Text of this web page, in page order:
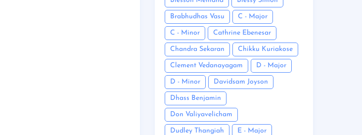
Brabhudhas Vasu C - Major
C - Minor Cathrine Ebenesar
Chandra Sekaran Chikku Kuriakose
Clement Vedanayagam D - Major
D - Minor Davidsam Joyson
Dhass Benjamin
Don Valiyavelicham
Dudley Thangiah E - Major